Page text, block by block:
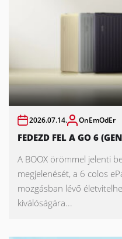
2026.07.14. OnEmOdEr
FEDEZD FEL A GO 6
A BOOX örömmel jelenti
megjelenését, a 6 colos
mozgásban lévő
kiválóságára...